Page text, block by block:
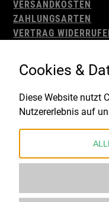
VERSANDKOSTEN
ZAHLUNGSARTEN
VERTRAG
IMPRESSUM
Gefördert durch:
Cookies &
Diese Website nutzt
Nutzererlebnis auf